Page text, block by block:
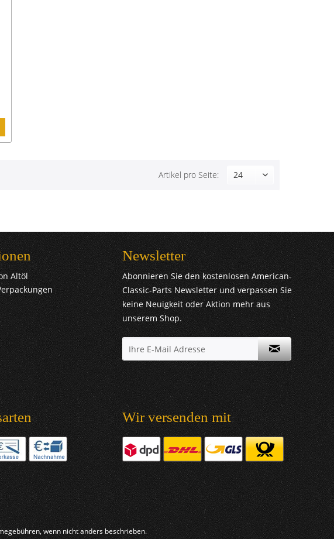
Artikel pro Seite:
Altöl
Newsletter
Abonnieren Sie den kostenlosen American-
Classic-Parts Newsletter und verpassen Sie
keine Neuigkeit oder Aktion mehr aus
unserem Shop.
Wir versenden mit
wenn nicht anders beschrieben.